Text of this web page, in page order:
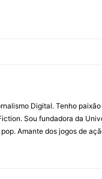
Digital. Tenho
Sou fundadora da
Amante dos jogos de